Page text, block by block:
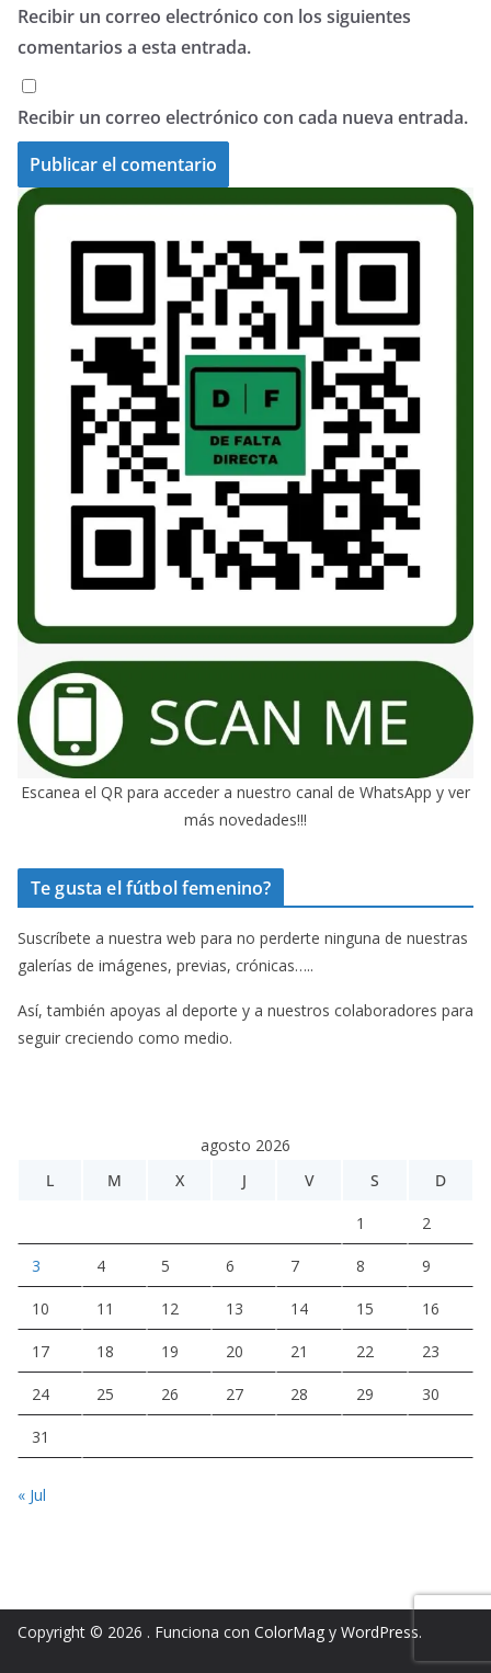
Recibir un correo electrónico con los siguientes
comentarios a esta entrada.
Recibir un correo electrónico con cada nueva entrada.
Escanea el QR para acceder a nuestro canal de WhatsApp y ver
más novedades!!!
Te gusta el fútbol femenino?
Suscríbete a nuestra web para no perderte ninguna de nuestras
galerías de imágenes, previas, crónicas…..
Así, también apoyas al deporte y a nuestros colaboradores para
seguir creciendo como medio.
agosto 2026
L
M X J V S D
1 2
3 4 5 6 7 8 9
10 11 12 13 14 15 16
17 18 19 20 21 22 23
24 25 26 27 28 29 30
31
« Jul
Copyright © 2026 . Funciona con ColorMag y WordPress.